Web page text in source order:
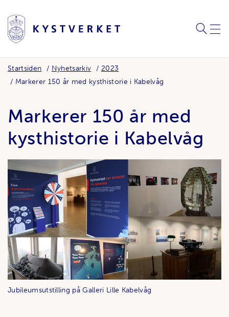
SØK
Startsiden Nyhetsarkiv
2023
Markerer 150 år med kysthistorie i Kabelvåg
Markerer 150 år med
kysthistorie i Kabelvåg
Jubileumsutstilling på Galleri Lille Kabelvåg